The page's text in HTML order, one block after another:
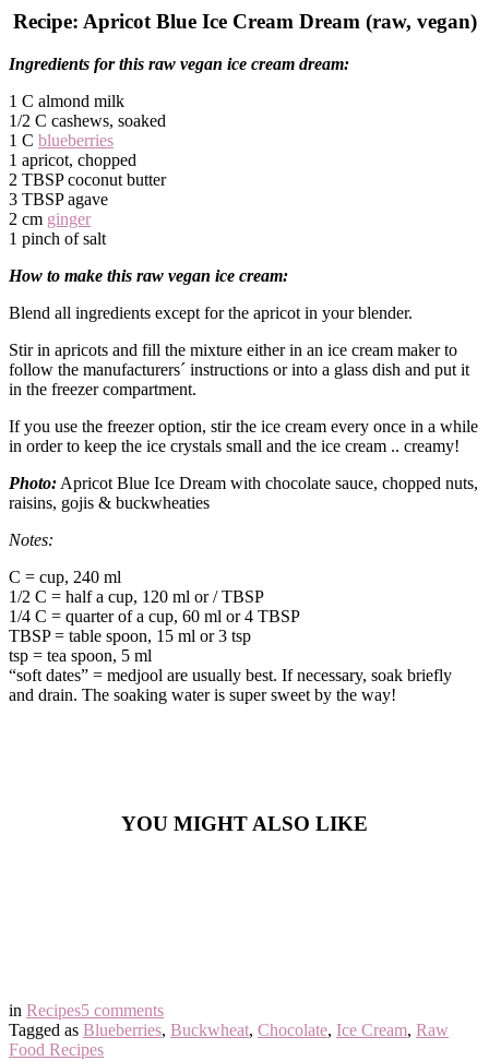
Recipe: Apricot Blue Ice Cream Dream (raw, vegan)
Ingredients for this raw vegan ice cream dream:
1 C almond milk
1/2 C cashews, soaked
1 C blueberries
1 apricot, chopped
2 TBSP coconut butter
3 TBSP agave
2 cm ginger
1 pinch of salt
How to make this raw vegan ice cream:
Blend all ingredients except for the apricot in your blender.
Stir in apricots and fill the mixture either in an ice cream maker to
follow the manufacturers´ instructions or into a glass dish and put it
in the freezer compartment.
If you use the freezer option, stir the ice cream every once in a while
in order to keep the ice crystals small and the ice cream .. creamy!
Photo: Apricot Blue Ice Dream with chocolate sauce, chopped nuts,
raisins, gojis & buckwheaties
Notes:
C = cup, 240 ml
1/2 C = half a cup, 120 ml or / TBSP
1/4 C = quarter of a cup, 60 ml or 4 TBSP
TBSP = table spoon, 15 ml or 3 tsp
tsp = tea spoon, 5 ml
“soft dates” = medjool are usually best. If necessary, soak briefly
and drain. The soaking water is super sweet by the way!
YOU MIGHT ALSO LIKE
in Recipes5 comments
Tagged as Blueberries, Buckwheat, Chocolate, Ice Cream, Raw
Food Recipes